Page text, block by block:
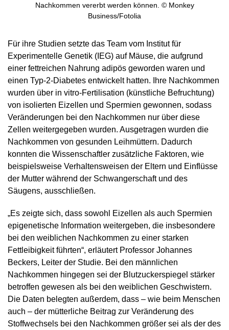
Nachkommen vererbt werden können. © Monkey
Business/Fotolia
Für ihre Studien setzte das Team vom Institut für
Experimentelle Genetik (IEG) auf Mäuse, die aufgrund
einer fettreichen Nahrung adipös geworden waren und
einen Typ-2-Diabetes entwickelt hatten. Ihre Nachkommen
wurden über in vitro-Fertilisation (künstliche Befruchtung)
von isolierten Eizellen und Spermien gewonnen, sodass
Veränderungen bei den Nachkommen nur über diese
Zellen weitergegeben wurden. Ausgetragen wurden die
Nachkommen von gesunden Leihmüttern. Dadurch
konnten die Wissenschaftler zusätzliche Faktoren, wie
beispielsweise Verhaltensweisen der Eltern und Einflüsse
der Mutter während der Schwangerschaft und des
Säugens, ausschließen.
„Es zeigte sich, dass sowohl Eizellen als auch Spermien
epigenetische Information weitergeben, die insbesondere
bei den weiblichen Nachkommen zu einer starken
Fettleibigkeit führten“, erläutert Professor Johannes
Beckers, Leiter der Studie. Bei den männlichen
Nachkommen hingegen sei der Blutzuckerspiegel stärker
betroffen gewesen als bei den weiblichen Geschwistern.
Die Daten belegten außerdem, dass – wie beim Menschen
auch – der mütterliche Beitrag zur Veränderung des
Stoffwechsels bei den Nachkommen größer sei als der des